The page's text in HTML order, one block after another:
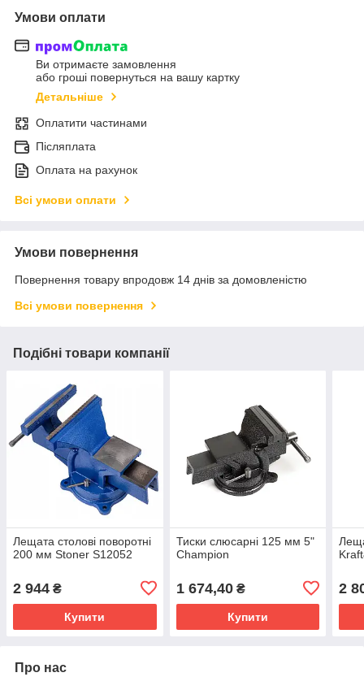
Умови оплати
Ви отримаєте замовлення
або гроші повернуться на вашу картку
Детальніше
Оплатити частинами
Післяплата
Оплата на рахунок
Всі умови оплати
Умови повернення
Повернення товару впродовж 14 днів за домовленістю
Всі умови повернення
Подібні товари компанії
Лещата столові поворотні
200 мм Stoner S12052
2 944 ₴
Купити
Тиски слюсарні 125 мм 5"
Champion
1 674,40₴
Купити
2
Про нас